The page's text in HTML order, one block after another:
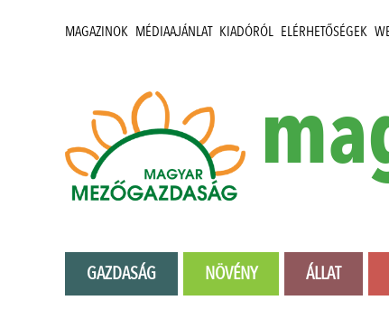
MAGAZINOK MÉDIAAJÁNLAT KIADÓRÓL ELÉRHETŐSÉGEK
GAZDASÁG NÖVÉNY ÁLLAT